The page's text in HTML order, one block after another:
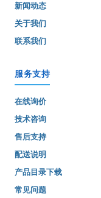
新闻动态
关于我们
联系我们
服务支持
在线询价
技术咨询
售后支持
配送说明
产品目录下载
常见问题